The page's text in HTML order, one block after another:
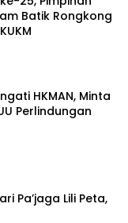
Batik Rongkong
HKMAN, Minta
Perlindungan
Pa’jaga Lili Peta,